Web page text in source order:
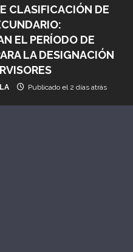
CLASIFICACIÓN DE
EL PERÍODO DE
LA DESIGNACIÓN
Publicado el 2 días atrás